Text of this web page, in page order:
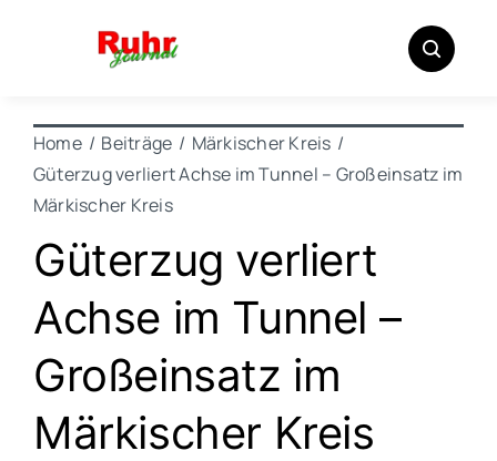
Home Beiträge
Märkischer Kreis
Güterzug verliert Achse im Tunnel – Großeinsatz im
Märkischer Kreis
Güterzug verliert
Achse im Tunnel –
Großeinsatz im
Märkischer Kreis